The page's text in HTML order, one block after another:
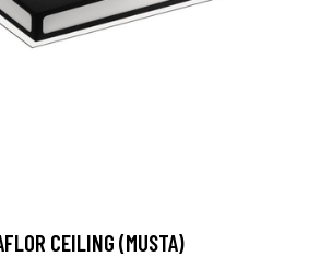
CEILING (MUSTA)